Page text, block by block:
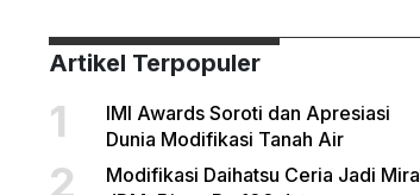
Artikel Terpopuler
1
IMI Awards Soroti dan Apresiasi
Dunia Modifikasi Tanah Air
2
Modifikasi Daihatsu Ceria Jadi Mira